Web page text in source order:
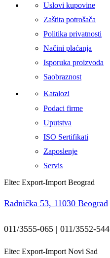
Uslovi kupovine
Zaštita potrošača
Politika privatnosti
Načini plaćanja
Isporuka proizvoda
Saobraznost
Katalozi
Podaci firme
Uputstva
ISO Sertifikati
Zaposlenje
Servis
Eltec Export-Import Beograd
Radnička 53, 11030 Beograd
011/3555-065 | 011/3552-544
Eltec Export-Import Novi Sad